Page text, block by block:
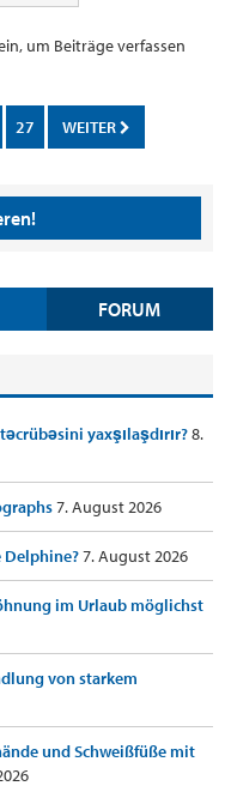
um Beiträge verfassen
27 WEITER
FORUM
yaxşılaşdırır?8.
7. August 2026
Delphine?7. August 2026
im Urlaub möglichst
von starkem
und Schweißfüße mit